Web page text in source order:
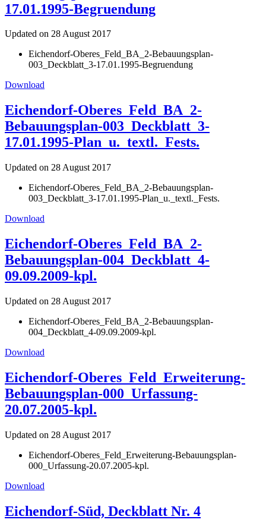
17.01.1995-Begruendung
Updated on 28 August 2017
Eichendorf-Oberes_Feld_BA_2-Bebauungsplan-
003_Deckblatt_3-17.01.1995-Begruendung
Download
Eichendorf-Oberes_Feld_BA_2-
Bebauungsplan-003_Deckblatt_3-
17.01.1995-Plan_u._textl._Fests.
Updated on 28 August 2017
Eichendorf-Oberes_Feld_BA_2-Bebauungsplan-
003_Deckblatt_3-17.01.1995-Plan_u._textl._Fests.
Download
Eichendorf-Oberes_Feld_BA_2-
Bebauungsplan-004_Deckblatt_4-
09.09.2009-kpl.
Updated on 28 August 2017
Eichendorf-Oberes_Feld_BA_2-Bebauungsplan-
004_Deckblatt_4-09.09.2009-kpl.
Download
Eichendorf-Oberes_Feld_Erweiterung-
Bebauungsplan-000_Urfassung-
20.07.2005-kpl.
Updated on 28 August 2017
Eichendorf-Oberes_Feld_Erweiterung-Bebauungsplan-
000_Urfassung-20.07.2005-kpl.
Download
Eichendorf-Süd, Deckblatt Nr. 4